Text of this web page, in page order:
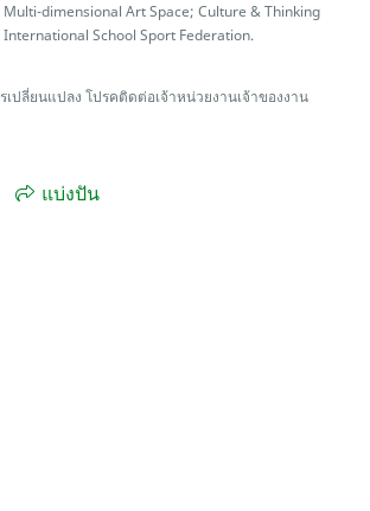
dimensional Art Space; Culture & Thinking
School Sport Federation.
เปลี่ยนแปลง โปรคติดต่อเจ้าหน่วยงานเจ้าของงาน
แบ่งปัน